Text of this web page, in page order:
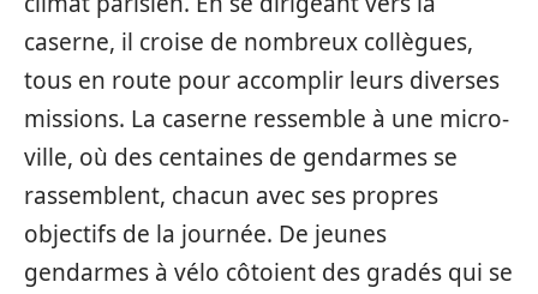
caserne, il croise de nombreux collègues,
tous en route pour accomplir leurs diverses
missions. La caserne ressemble à une micro-
ville, où des centaines de gendarmes se
rassemblent, chacun avec ses propres
objectifs de la journée. De jeunes
gendarmes à vélo côtoient des gradés qui se